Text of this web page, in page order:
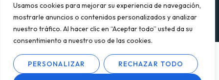
Usamos cookies para mejorar su experiencia de navegación,
mostrarle anuncios o contenidos personalizados y analizar
nuestro tráfico. Al hacer clic en “Aceptar todo” usted da su
consentimiento a nuestro uso de las cookies.
PERSONALIZAR RECHAZAR TODO